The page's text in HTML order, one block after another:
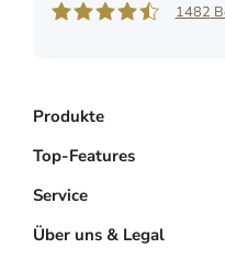
1482
Produkte
Buchungssystem
Kassensystem
Komplettlösung
Top-Features
Online-Terminbuchung
Kundenmanagement
Service
Key Account
Über uns & Legal